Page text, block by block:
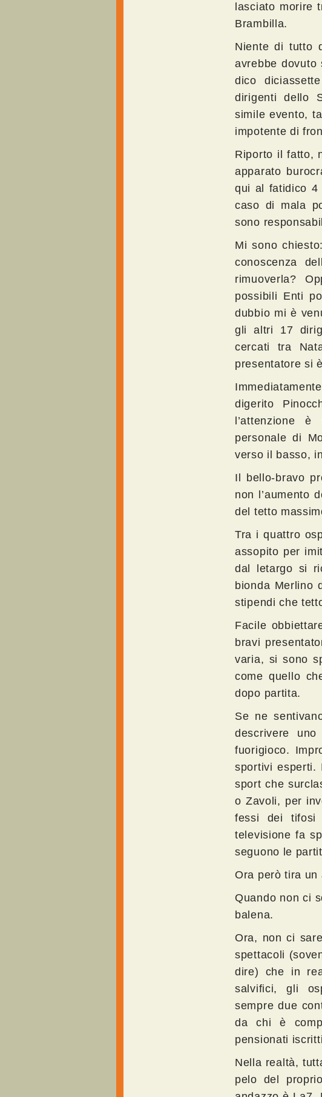
lasciato morire
Brambilla.
Niente di tutto
avrebbe
dico
dirigenti dello
simile evento,
impotente di
Riporto il fatto,
apparato
qui al fatidico 4
caso di mala
sono
Mi sono
conoscenza
rimuoverla?
possibili Enti
dubbio mi è
gli altri 17
cercati tra
presentatore si
digerito
l’attenzione
personale di
verso il basso,
Il bello-bravo
non l’aumento
del tetto
Tra i quattro
assopito per
dal letargo si
bionda Merlino
stipendi che
Facile
bravi
varia, si sono
come quello
dopo partita.
Se ne
descrivere
fuorigioco.
sportivi esperti.
sport che
o Zavoli, per
fessi dei tifosi
televisione fa
seguono le
Ora però tira
Quando non ci
balena.
Ora, non ci
spettacoli
dire) che in
salvifici, gli
sempre due
da chi è
pensionati
Nella realtà,
pelo del